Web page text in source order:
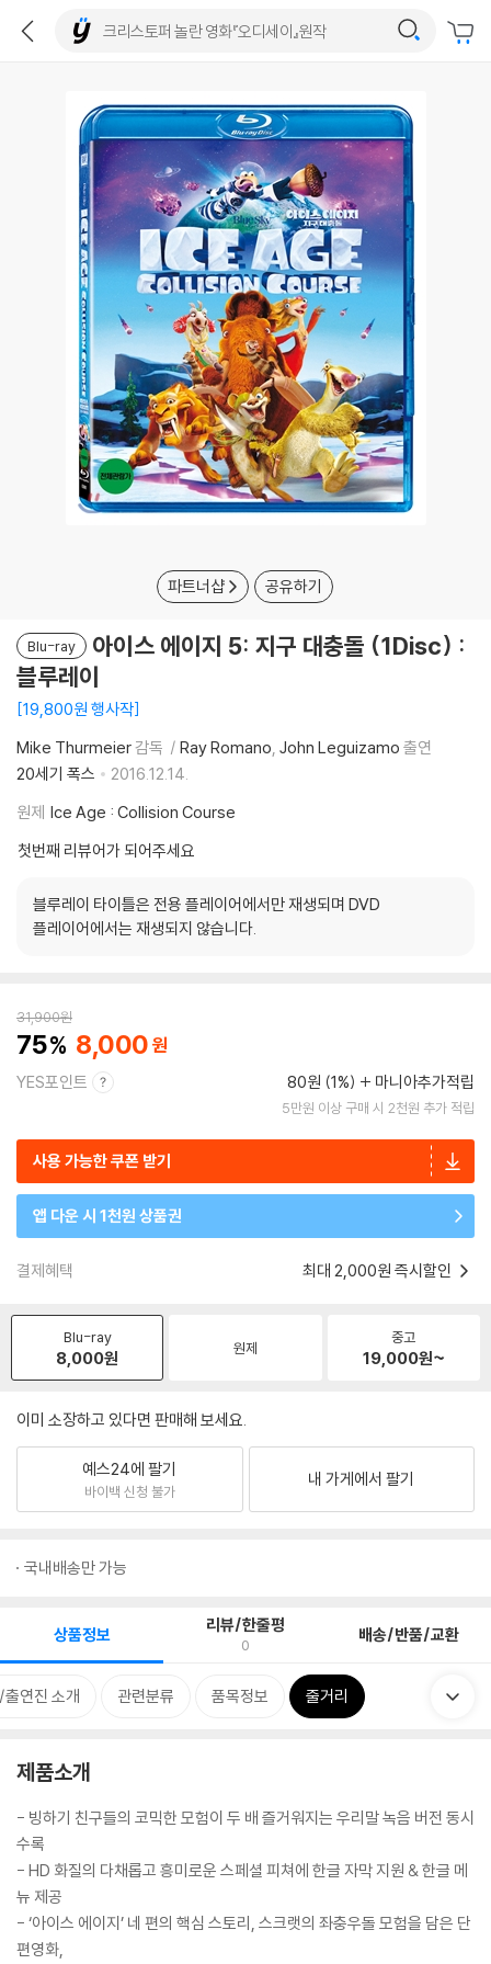
파트너샵 공유하기
Blu-ray
아이스 에이지 5: 지구 대충돌 (1Disc) :
블루레이
19,800원 행사작
Mike Thurmeier감독 Ray Romano John Leguizamo 출연
20세기 폭스
2016.12.14.
원제 Ice Age : Collision Course
첫번째 리뷰어가 되어주세요
블루레이 타이틀은 전용 플레이어에서만 재생되며 DVD
플레이어에서는 재생되지 않습니다.
31,900원
75 8,000
YES포인트 80원 (1%) 마니아추가적립
5만원 이상 구매 시 2천원 추가 적립
사용 가능한 쿠폰 받기
앱 다운 시 1천원 상품권
결제혜택 최대 2,000원 즉시할인
Blu-ray
8,000원 원제
중고
19,000원~
이미 소장하고 있다면 판매해 보세요.
예스24에 팔기
바이백 신청 불가
내 가게에서 팔기
국내배송만 가능
상품정보 리뷰/한줄평
0 배송/반품/교환
연진 소개 관련분류 품목정보 줄거리
제품소개
- 빙하기 친구들의 코믹한 모험이 두 배 즐거워지는 우리말 녹음 버전 동시
수록
- HD 화질의 다채롭고 흥미로운 스페셜 피쳐에 한글 자막 지원 & 한글 메
뉴 제공
- ‘아이스 에이지’ 네 편의 핵심 스토리, 스크랫의 좌충우돌 모험을 담은 단
편영화,